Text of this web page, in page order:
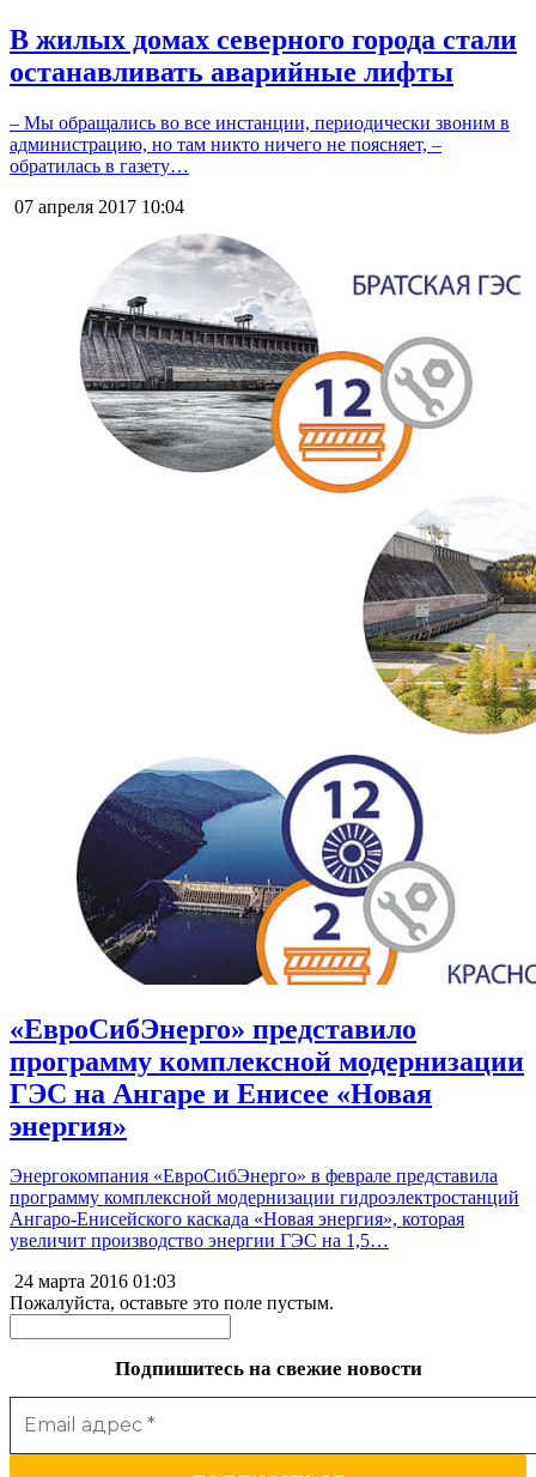
В жилых домах северного города стали
останавливать аварийные лифты
– Мы обращались во все инстанции, периодически звоним в
администрацию, но там никто ничего не поясняет, –
обратилась в газету…
07 апреля 2017 10:04
«ЕвроСибЭнерго» представило
программу комплексной модернизации
ГЭС на Ангаре и Енисее «Новая
энергия»
Энергокомпания «ЕвроСибЭнерго» в феврале представила
программу комплексной модернизации гидроэлектростанций
Ангаро-Енисейского каскада «Новая энергия», которая
увеличит производство энергии ГЭС на 1,5…
24 марта 2016 01:03
Пожалуйста, оставьте это поле пустым.
Подпишитесь на свежие новости